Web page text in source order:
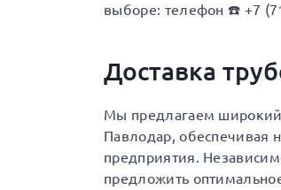
выборе: телефон ☎️ +7
Доставка
Мы предлагаем широкий
Павлодар, обеспечивая
предприятия.
предложить